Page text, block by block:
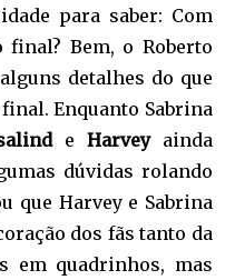
para saber: Com
Bem, o Roberto
detalhes do que
Enquanto Sabrina
e Harveyainda
dúvidas rolando
que Harvey e Sabrina
dos fãs tanto da
em quadrinhos, mas